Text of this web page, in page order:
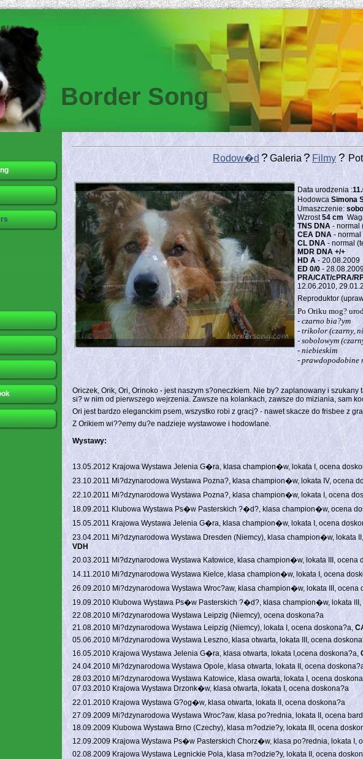
Border Song
Rodow�d ? Galeria ? Filmy ?
Data urodzenia :
Hodowca Simona
Umaszczenie:
Wzrost54 cm
TNS DNA - normal
CEA DNA - normal
CL DNA - normal
MDR DNA +/+
HD A - 20.08.2009
ED 0/0 -
PRA/CAT/cPRA/
12.06.2010,
Reproduktor
Po Oriku mog?
- czarno bia?ym
- trikolor (czarny,
- sobolowym
- niebieskim
- prawdopodobine
Oriczek, Orik, Ori, Orinoko - jest naszym s?oneczkiem. Nie by? zaplanowany i
si? w nim od pierwszego wejrzenia. Zawsze na kolankach, zawsze do miziania, sam
Ori jest bardzo eleganckim psem, wszystko robi z gracj? - nawet skacze do frisbee z
Z Orikiem wi??emy du?e nadzieje wystawowe i hodowlane.
Wystawy:
13.05.2012 Krajowa Wystawa Jelenia G�ra, klasa champion�w, lokata I, ocena
23.10.2011 Mi?dzynarodowa Wystawa Pozna?, klasa champion�w, lokata IV, ocena
22.10.2011 Mi?dzynarodowa Wystawa Pozna?, klasa champion�w, lokata I, ocena
18.09.2011 Klubowa Wystawa Ps�w Pasterskich ?�d?, klasa champion�w, ocena
15.05.2011 Krajowa Wystawa Jelenia G�ra, klasa champion�w, lokata I, ocena
23.04.2011 Mi?dzynarodowa Wystawa Dresden (Niemcy), klasa champion�w, lokata
VDH
20.03.2011 Mi?dzynarodowa Wystawa Katowice, klasa champion�w, lokata III, ocena
14.11.2010 Mi?dzynarodowa Wystawa Kielce, klasa champion�w, lokata I, ocena
26.09.2010 Mi?dzynarodowa Wystawa Wroc?aw, klasa champion�w, lokata III, ocena
19.09.2010 Klubowa Wystawa Ps�w Pasterskich ?�d?, klasa champion�w, lokata
22.08.2010 Mi?dzynarodowa Wystawa Leipzig (Niemcy), ocena doskona?a
21.08.2010 Mi?dzynarodowa Wystawa Leipzig (Niemcy), lokata I, ocena doskona?a,
05.06.2010 Mi?dzynarodowa Wystawa Leszno, klasa otwarta, lokata III, ocena
16.05.2010 Krajowa Wystawa Jelenia G�ra, klasa otwarta, lokata I,ocena doskona?a,
24.04.2010 Mi?dzynarodowa Wystawa Opole, klasa otwarta, lokata II, ocena
28.03.2010 Mi?dzynarodowa Wystawa Katowice, klasa owarta, lokata I, ocena
07.03.2010 Krajowa Wystawa Drzonk�w, klasa otwarta, lokata I, ocena doskona?a
22.01.2010 Krajowa Wystawa G?og�w, klasa otwarta, lokata II, ocena doskona?a
27.09.2009 Mi?dzynarodowa Wystawa Wroc?aw, klasa po?rednia, lokata II, ocena
18.09.2009 Klubowa Wystawa Brno (Czechy), klasa m?odzie?y, lokata III, ocena
12.09.2009 Krajowa Wystawa Ps�w Pasterskich Chorz�w, klasa po?rednia, lokata I,
02.08.2009 Krajowa Wystawa Legnickie Pola, klasa m?odzie?y, lokata II, ocena